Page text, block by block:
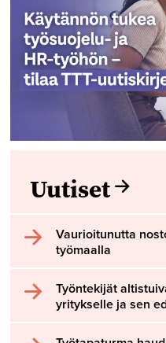
Uutiset
Vaurioitunutta
työmaalla
Työntekijät
yritykselle ja sen